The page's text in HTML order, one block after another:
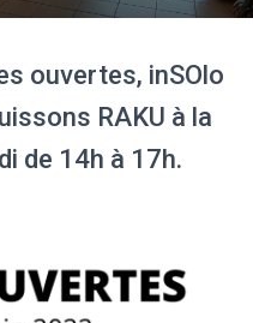
G
T
ouvertes, inSOlo
RAKU à la
de 14h à 17h.